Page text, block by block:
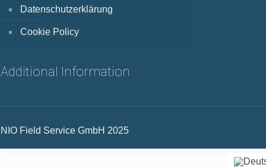
Datenschutzerklärung
Cookie Policy
Additional Information
NIO Field Service GmbH 2025